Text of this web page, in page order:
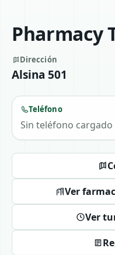
Pharmacy
Dirección
Alsina 501
Teléfono
Sin teléfono cargado
Ver
Ver